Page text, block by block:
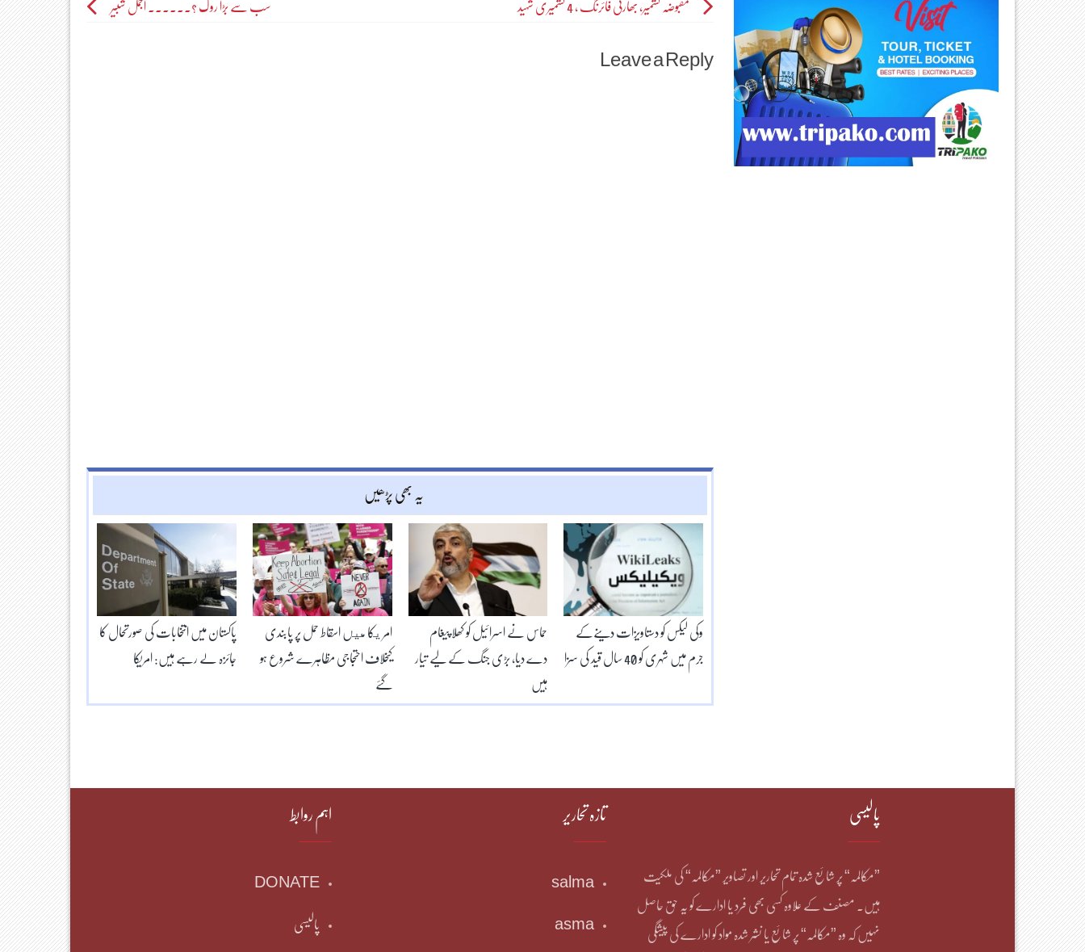
Postمقبوضہ کشمیر، بھارتی فائرنگ ، 4 کشمیری شہید سب سے بڑا روگ ؟۔۔۔۔۔۔ اجمل شبیر
Leave a Reply
یہ بھی پڑھیں
پاکستان میں انتخابات کی صورتحال کا
جائزہ لے رہے ہیں: امریکا
امريکا ميں اسقاط حمل پر پابندی
کیخلاف احتجاجی مظاہرے شروع ہو
گئے
حماس نے اسرائیل کو کھلا پیغام
دے دیا، بڑی جنگ کے لیے تیار
ہیں
وکی لیکس کو دستاویزات دینےکے
جرم میں شہری کو 40 سال قید کی سزا
اہم روابط
DONATE
پالیسی
تازہ تحاریر
salma
asma
پالیسی
”مکالمہ“ پر شائع شدہ تمام تحاریر اور تصاویر ”مکالمہ“ کی ملکیت
ہیں۔ مصنف کے علاوہ کسی بھی فرد یا ادارے کو یہ حق حاصل
نہیں کہ وہ ”مکالمہ“ پر شائع یا نشر شدہ مواد کو ادارے کی پیشگی